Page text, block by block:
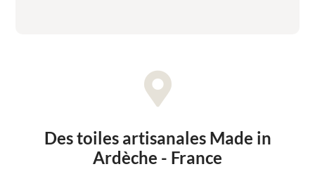

Des toiles artisanales Made in
Ardèche - France